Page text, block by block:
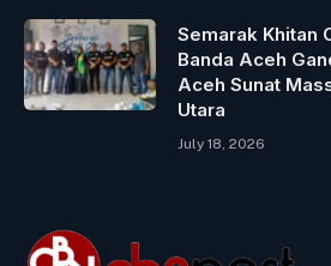
Semarak Khitan
Banda Aceh
Aceh Sunat
Utara
July 18, 2026